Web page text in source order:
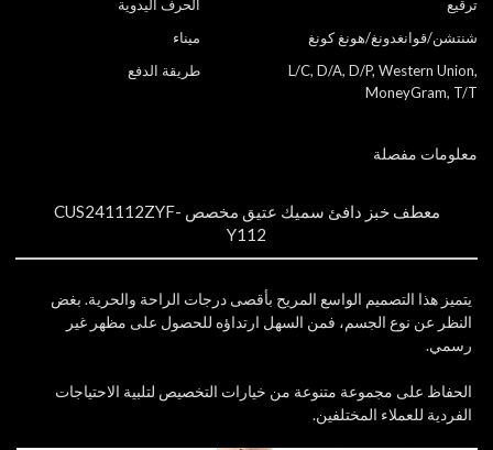
الحرف اليدوية
ترقيع
ميناء
شنتشن/قوانغدونغ/هونغ كونغ
طريقة الدفع
L/C, D/A, D/P, Western Union,
MoneyGram, T/T
معلومات مفصلة
معطف خبز دافئ سميك عتيق مخصص CUS241112ZYF-
Y112
يتميز هذا التصميم الواسع المريح بأقصى درجات الراحة والحرية. بغض
النظر عن نوع الجسم، فمن السهل ارتداؤه للحصول على مظهر غير
رسمي.
الحفاظ على مجموعة متنوعة من خيارات التخصيص لتلبية الاحتياجات
الفردية للعملاء المختلفين.